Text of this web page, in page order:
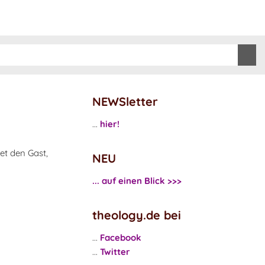
den Gast,
NEWSletter
... hier!
NEU
... auf einen Blick >>>
theology.de bei
... Facebook
... Twitter